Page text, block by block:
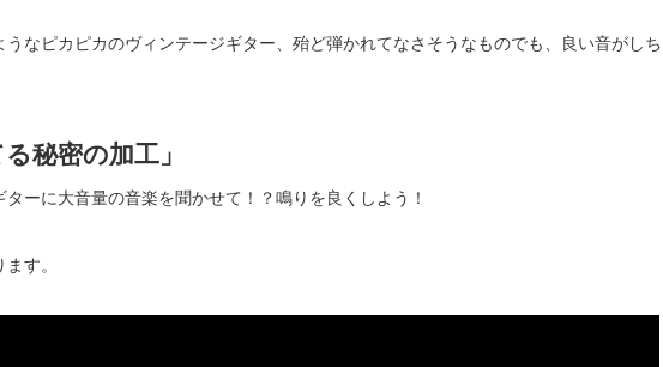
なピカピカのヴィンテージギター、殆ど弾かれてなさそうなものでも、良い音がし
秘密の加工」
ーに大音量の音楽を聞かせて！？鳴りを良くしよう！
す。